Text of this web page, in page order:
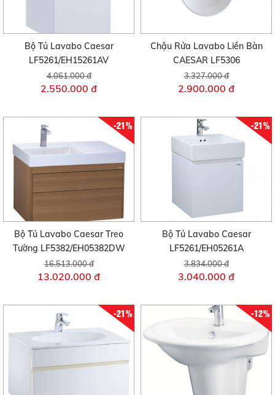
Bộ Tủ Lavabo Caesar
LF5261/EH15261AV
4.061.000 đ
2.550.000 đ
Chậu Rửa Lavabo Liền Bàn
CAESAR LF5306
3.327.000 đ
2.900.000 đ
-21%
Bộ Tủ Lavabo Caesar Treo
Tường LF5382/EH05382DW
16.513.000 đ
13.020.000 đ
-21%
Bộ Tủ Lavabo Caesar
LF5261/EH05261A
3.834.000 đ
3.040.000 đ
-21% -12%